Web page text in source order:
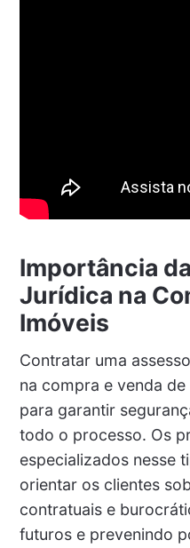
Importância
Jurídica na
Imóveis
Contratar uma
na compra e venda
para garantir
todo o processo. Os
especializados nesse
orientar os clientes
contratuais e
futuros e prevenindo